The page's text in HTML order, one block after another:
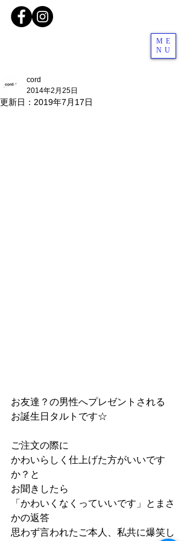
ME
NU
cord
2014年2月25日
更新日： 2019年7月17日
お友達？の男性へプレゼントされる
お誕生日タルトです☆
ご注文の際に
かわいらしく仕上げた方がいいです
か？と
お聞きしたら
「かわいくなくっていいです」とまさ
かの返答
思わず言われたご本人、私共に爆笑し